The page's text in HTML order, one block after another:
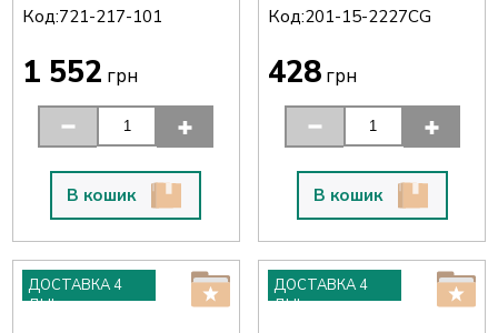
14-26 (ВПУСКНИЙ
Код:721-217-101
1 552 грн
В кошик
Код:201-15-2227CG
428 грн
В кошик
ДОСТАВКА 4
ДНІ
ДОСТАВКА 4
ДНІ